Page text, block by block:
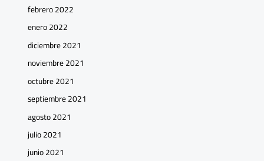
febrero 2022
enero 2022
diciembre 2021
noviembre 2021
octubre 2021
septiembre 2021
agosto 2021
julio 2021
junio 2021